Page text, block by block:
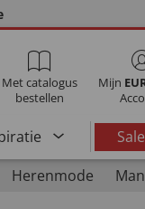
Met catalogus
bestellen
Mijn
Sale
Herenmode